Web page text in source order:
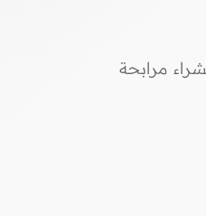
مرابحة